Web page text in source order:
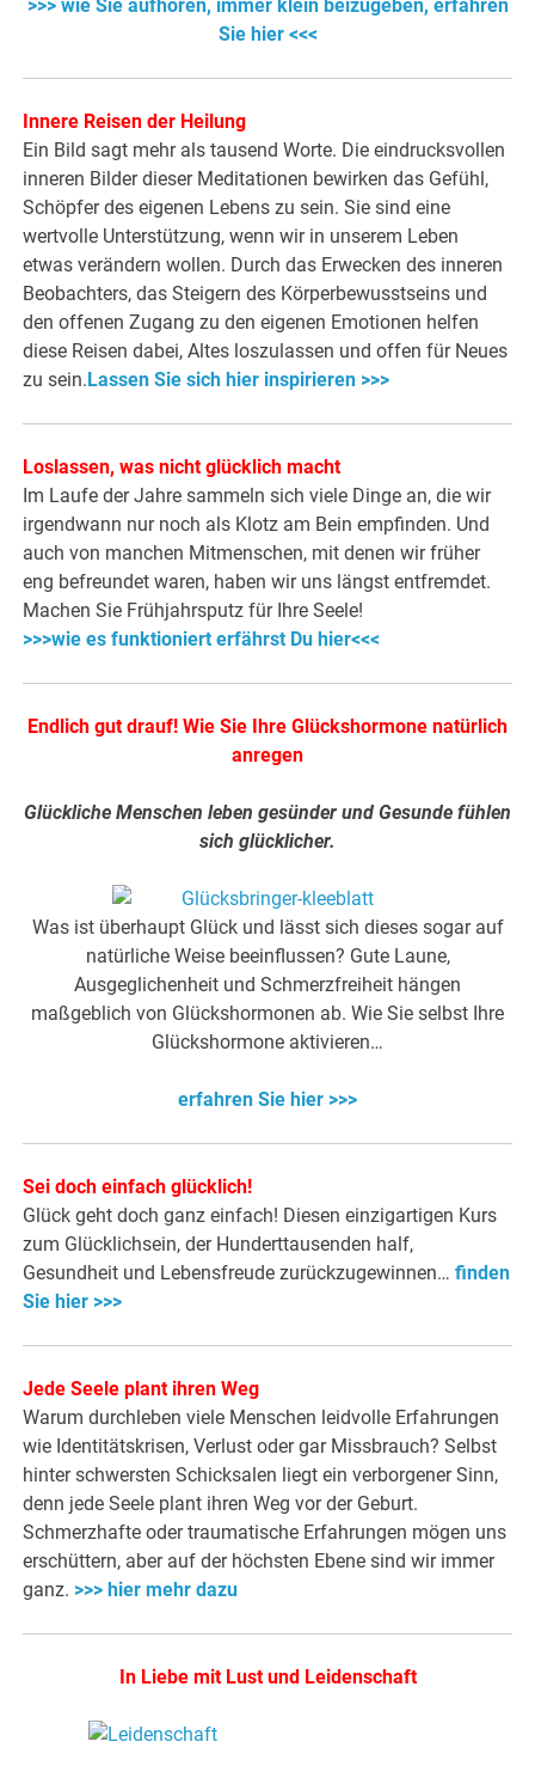
>>> wie Sie aufhören, immer klein beizugeben, erfahren
Sie hier <<<
Innere Reisen der Heilung
Ein Bild sagt mehr als tausend Worte. Die eindrucksvollen
inneren Bilder dieser Meditationen bewirken das Gefühl,
Schöpfer des eigenen Lebens zu sein. Sie sind eine
wertvolle Unterstützung, wenn wir in unserem Leben
etwas verändern wollen. Durch das Erwecken des inneren
Beobachters, das Steigern des Körperbewusstseins und
den offenen Zugang zu den eigenen Emotionen helfen
diese Reisen dabei, Altes loszulassen und offen für Neues
zu sein.Lassen Sie sich hier inspirieren >>>
Loslassen, was nicht glücklich macht
Im Laufe der Jahre sammeln sich viele Dinge an, die wir
irgendwann nur noch als Klotz am Bein empfinden. Und
auch von manchen Mitmenschen, mit denen wir früher
eng befreundet waren, haben wir uns längst entfremdet.
Machen Sie Frühjahrsputz für Ihre Seele!
>>>wie es funktioniert erfährst Du hier<<<
Endlich gut drauf! Wie Sie Ihre Glückshormone natürlich
anregen
Glückliche Menschen leben gesünder und Gesunde fühlen
sich glücklicher.
Was ist überhaupt Glück und lässt sich dieses sogar auf
natürliche Weise beeinflussen? Gute Laune,
Ausgeglichenheit und Schmerzfreiheit hängen
maßgeblich von Glückshormonen ab. Wie Sie selbst Ihre
Glückshormone aktivieren…
erfahren Sie hier >>>
Sei doch einfach glücklich!
Glück geht doch ganz einfach! Diesen einzigartigen Kurs
zum Glücklichsein, der Hunderttausenden half,
Gesundheit und Lebensfreude zurückzugewinnen…finden
Sie hier >>>
Jede Seele plant ihren Weg
Warum durchleben viele Menschen leidvolle Erfahrungen
wie Identitätskrisen, Verlust oder gar Missbrauch? Selbst
hinter schwersten Schicksalen liegt ein verborgener Sinn,
denn jede Seele plant ihren Weg vor der Geburt.
Schmerzhafte oder traumatische Erfahrungen mögen uns
erschüttern, aber auf der höchsten Ebene sind wir immer
ganz. >>> hier mehr dazu
In Liebe mit Lust und Leidenschaft